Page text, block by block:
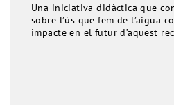
Una iniciativa didàctica que
sobre l’ús que fem de l’aigua
impacte en el futur d’aquest